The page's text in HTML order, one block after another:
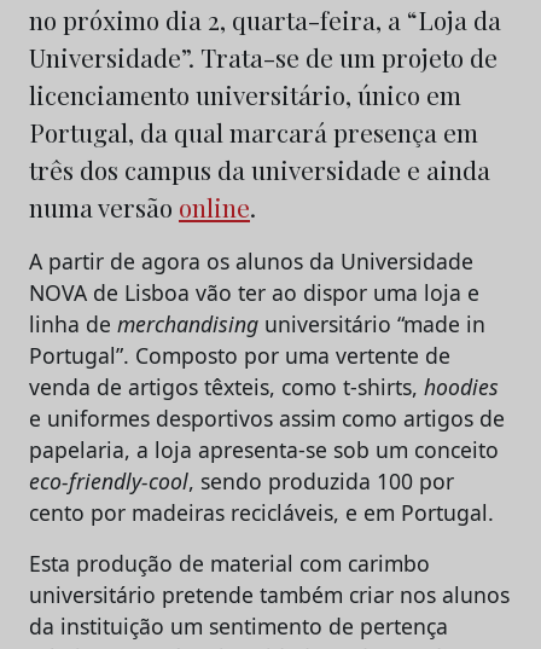
no próximo dia 2, quarta-feira, a “Loja da
Universidade”. Trata-se de um projeto de
licenciamento universitário, único em
Portugal, da qual marcará presença em
três dos campus da universidade e ainda
numa versão online.
A partir de agora os alunos da Universidade
NOVA de Lisboa vão ter ao dispor uma loja e
linha de merchandising universitário “made in
Portugal”. Composto por uma vertente de
venda de artigos têxteis, como t-shirts, hoodies
e uniformes desportivos assim como artigos de
papelaria, a loja apresenta-se sob um conceito
eco-friendly-cool, sendo produzida 100 por
cento por madeiras recicláveis, e em Portugal.
Esta produção de material com carimbo
universitário pretende também criar nos alunos
da instituição um sentimento de pertença